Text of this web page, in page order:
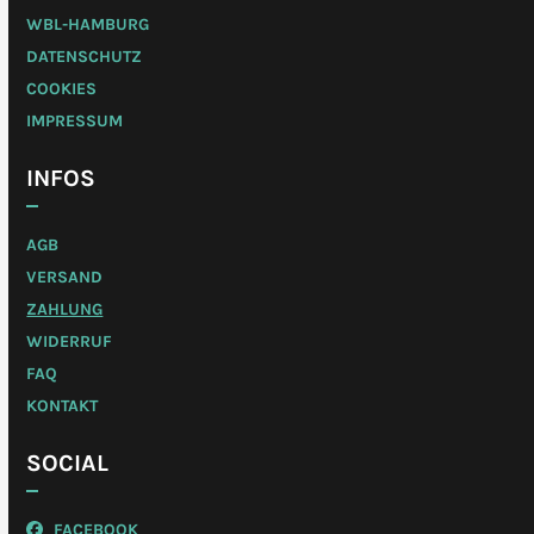
WBL-HAMBURG
DATENSCHUTZ
COOKIES
IMPRESSUM
INFOS
AGB
VERSAND
ZAHLUNG
WIDERRUF
FAQ
KONTAKT
SOCIAL
FACEBOOK